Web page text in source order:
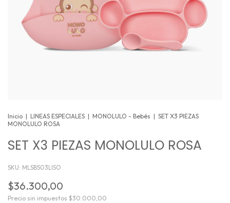
Inicio | LINEAS ESPECIALES | MONOLULO - Bebés | SET X3 PIEZAS
MONOLULO ROSA
SET X3 PIEZAS MONOLULO ROSA
SKU: MLSB503LISO
$36.300,00
Precio sin impuestos $30.000,00